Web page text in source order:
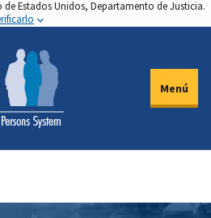
Estados Unidos, Departamento de Justicia.
Menú